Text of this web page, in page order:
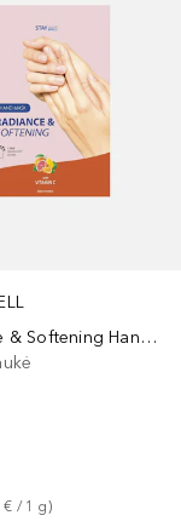
Radiance & Softening Hand Mask C Vitamin Complex
€ / 1 g)